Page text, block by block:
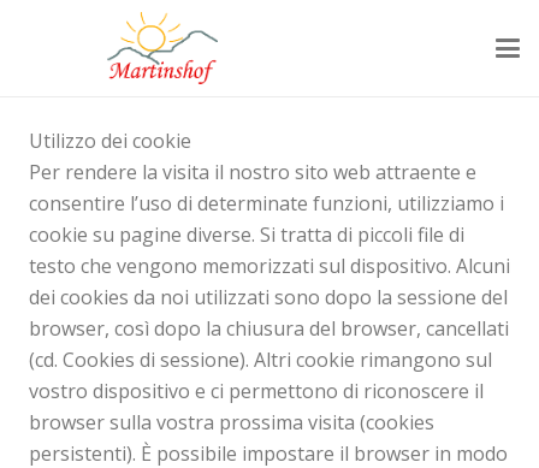
Utilizzo dei cookie
Per rendere la visita il nostro sito web attraente e
consentire l’uso di determinate funzioni, utilizziamo i
cookie su pagine diverse. Si tratta di piccoli file di
testo che vengono memorizzati sul dispositivo. Alcuni
dei cookies da noi utilizzati sono dopo la sessione del
browser, così dopo la chiusura del browser, cancellati
(cd. Cookies di sessione). Altri cookie rimangono sul
vostro dispositivo e ci permettono di riconoscere il
browser sulla vostra prossima visita (cookies
persistenti). È possibile impostare il browser in modo